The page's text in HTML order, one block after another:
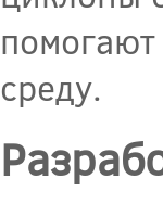
среду.